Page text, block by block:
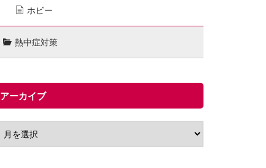
ホビー
熱中症対策
アーカイブ